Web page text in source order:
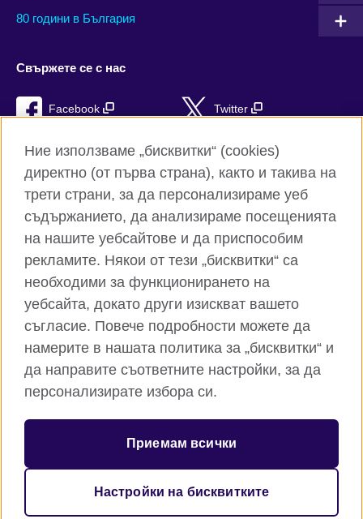
80 години в България
Свържете се с нас
Facebook Twitter
YouTube
TikTok RSS
Глобален уебсайт на Британски съвет
Поверителност и условия за ползване
Бисквитки
Карта на сайта
© 2026 British Council
Британски съвет е международната организация на
културни връзки. Ние сме регистрирани като организация с
идеална цел под номер 209131 (Англия и Уелс) и номер
организация в обществена полза с ЕИК 176540548.
Ние използваме „бисквитки“ (cookies)
директно (от първа страна), както и такива на
трети страни, за да персонализираме уеб
съдържанието, да анализираме посещенията
на нашите уебсайтове и да приспособим
рекламите. Някои от тези „бисквитки“ са
необходими за функционирането на
уебсайта, докато други изискват вашето
съгласие. Повече подробности можете да
намерите в нашата политика за „бисквитки“ и
да направите съответните настройки, за да
персонализирате избора си.
Приемам всички
Настройки на бисквитките